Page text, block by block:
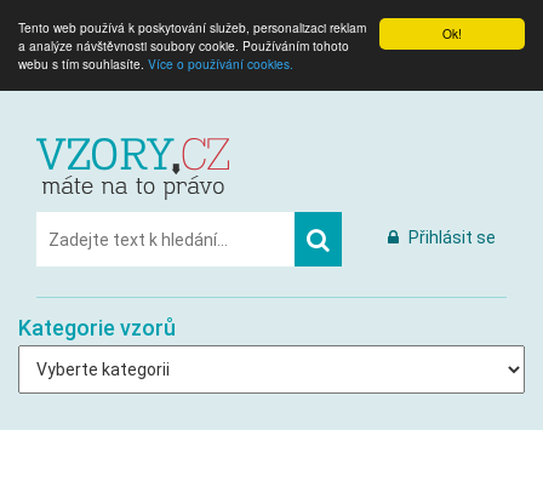
Ok!
Tento web používá k poskytování služeb, personalizaci reklam
a analýze návštěvnosti soubory cookie. Používáním tohoto
webu s tím souhlasíte. Více o používání cookies.
Přihlásit se
Kategorie vzorů